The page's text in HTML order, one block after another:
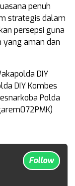
penuh
strategis dalam
persepsi guna
aman dan
DIY
DIY Kombes
Polda
Follow